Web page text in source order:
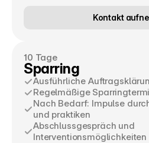
Kontakt
10 Tage
Sparring
Ausführliche
Regelmäßige
Nach Bedarf: Impulse
und praktiken
Abschlussgespräch und
Interventionsmöglichkeiten